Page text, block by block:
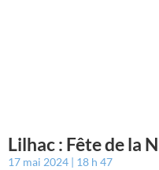
Lilhac : Fête de la
17 mai 2024 18 h 47